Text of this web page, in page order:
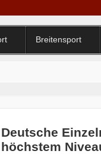
Breitensport
Deutsche
höchstem